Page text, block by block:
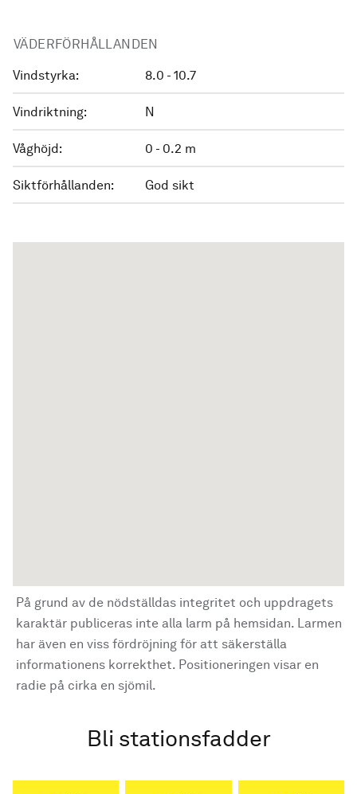
VÄDERFÖRHÅLLANDEN
Vindstyrka: 8.0 - 10.7
Vindriktning: N
Våghöjd: 0 - 0.2 m
Siktförhållanden: God sikt
På grund av de nödställdas integritet och uppdragets
karaktär publiceras inte alla larm på hemsidan. Larmen
har även en viss fördröjning för att säkerställa
informationens korrekthet. Positioneringen visar en
radie på cirka en sjömil.
Bli stationsfadder